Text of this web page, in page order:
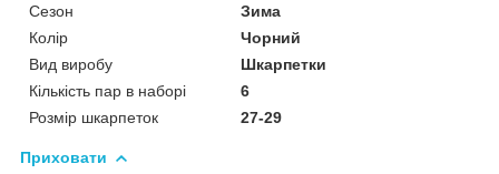
Сезон
Зима
Колір
Чорний
Вид виробу
Шкарпетки
Кількість пар в наборі
6
Розмір шкарпеток
27-29
Приховати